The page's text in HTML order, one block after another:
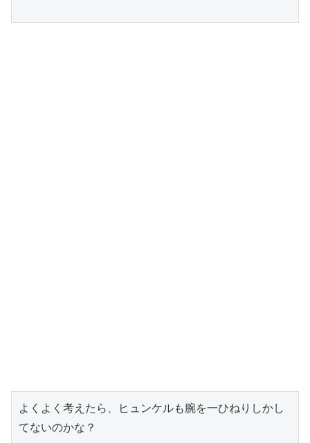
よくよく考えたら、ヒュンケルも腕を一ひねりしかし
てないのかな？